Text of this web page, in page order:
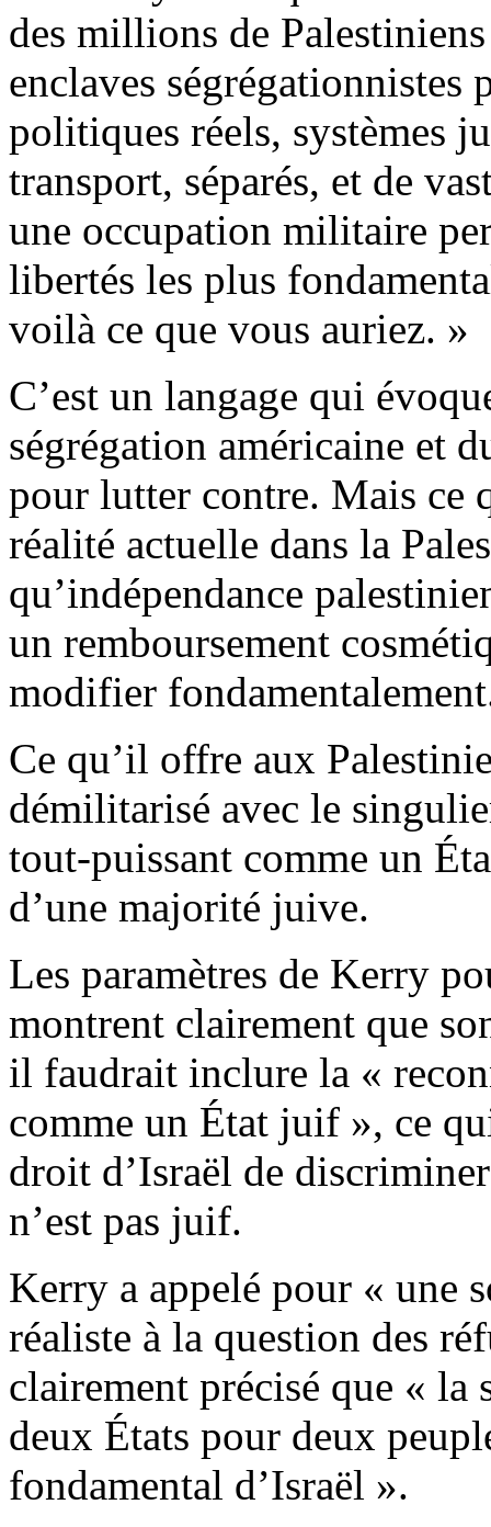
des millions de
enclaves
politiques réels, systèmes
transport, séparés, et de
une occupation militaire
libertés les plus
voilà ce que vous auriez. »
C’est un langage qui
ségrégation américaine et
pour lutter contre. Mais ce
réalité actuelle dans la
qu’indépendance
un remboursement
modifier
Ce qu’il offre aux
démilitarisé avec le
tout-puissant comme un
d’une majorité juive.
Les paramètres de Kerry
montrent clairement que
il faudrait inclure la «
comme un État juif », ce
droit d’Israël de
n’est pas juif.
Kerry a appelé pour « une
réaliste à la question des
clairement précisé que «
deux États pour deux
fondamental d’Israël ».